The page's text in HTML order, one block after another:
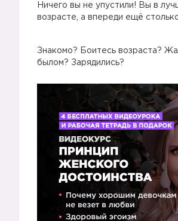
Ничего вы не упустили! Вы в
возрасте, а впереди ещё
Знакомо? Боитесь возраста?
былом? Зарядились?